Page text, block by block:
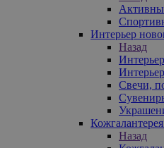
Интерьер
Назад
Свечи,
Назад